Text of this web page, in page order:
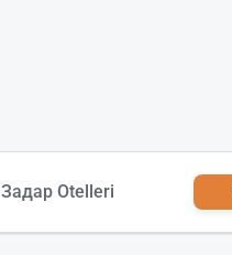
Задар Otelleri